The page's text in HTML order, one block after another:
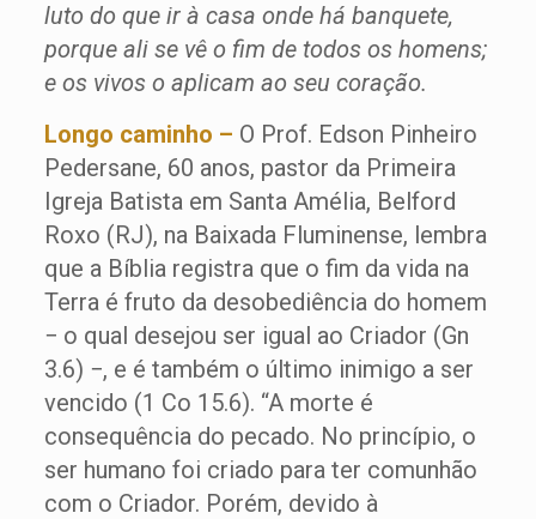
luto do que ir à casa onde há banquete,
porque ali se vê o fim de todos os homens;
e os vivos o aplicam ao seu coração.
Longo caminho – O Prof. Edson Pinheiro
Pedersane, 60 anos, pastor da Primeira
Igreja Batista em Santa Amélia, Belford
Roxo (RJ), na Baixada Fluminense, lembra
que a Bíblia registra que o fim da vida na
Terra é fruto da desobediência do homem
− o qual desejou ser igual ao Criador (Gn
3.6) −, e é também o último inimigo a ser
vencido (1 Co 15.6). “A morte é
consequência do pecado. No princípio, o
ser humano foi criado para ter comunhão
com o Criador. Porém, devido à